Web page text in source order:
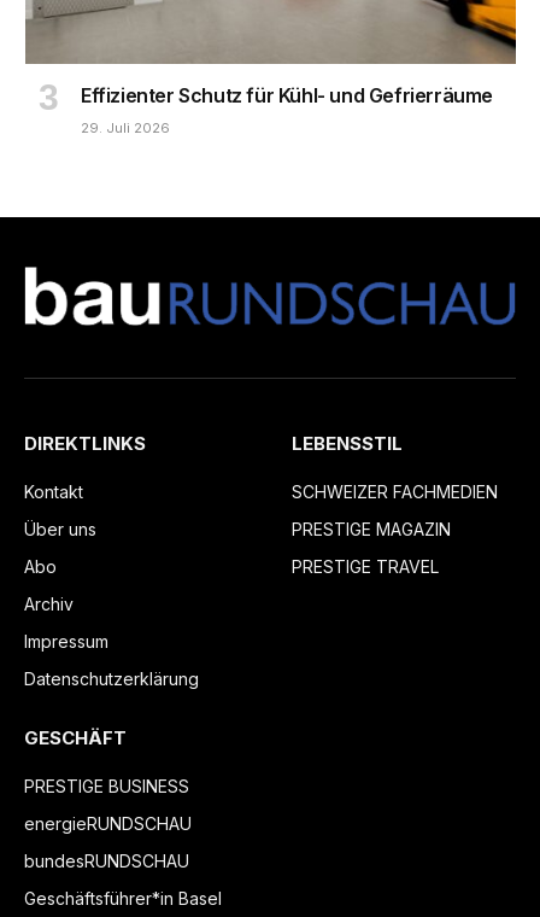
Effizienter Schutz für Kühl- und Gefrierräume
29. Juli 2026
DIREKTLINKS
Kontakt
Über uns
Abo
Archiv
Impressum
Datenschutzerklärung
LEBENSSTIL
SCHWEIZER FACHMEDIEN
PRESTIGE MAGAZIN
PRESTIGE TRAVEL
GESCHÄFT
PRESTIGE BUSINESS
energieRUNDSCHAU
bundesRUNDSCHAU
Geschäftsführer*in Basel